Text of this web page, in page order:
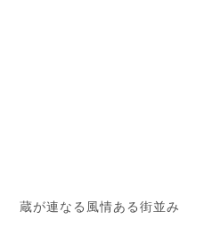
蔵が連なる風情ある街並み